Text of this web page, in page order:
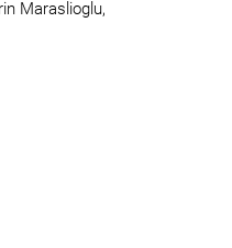
Maraslioglu,